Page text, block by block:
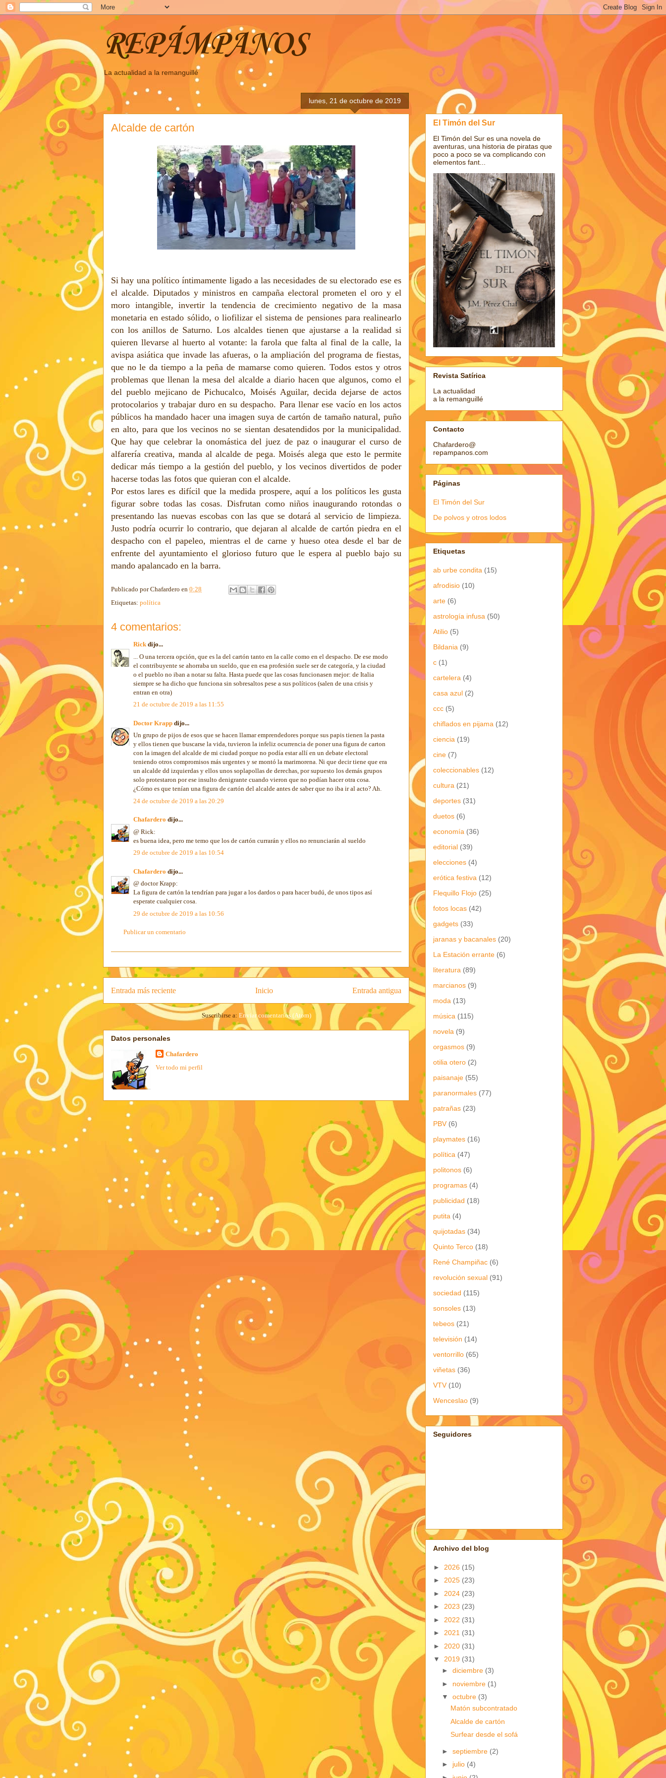
REPÁMPANOS
La actualidad a la remanguillé
lunes, 21 de octubre de 2019
Alcalde de cartón
Si hay una político íntimamente ligado a las necesidades de su electorado ese es
el alcalde. Diputados y ministros en campaña electoral prometen el oro y el
moro intangible, invertir la tendencia de crecimiento negativo de la masa
monetaria en estado sólido, o liofilizar el sistema de pensiones para realinearlo
con los anillos de Saturno. Los alcaldes tienen que ajustarse a la realidad si
quieren llevarse al huerto al votante: la farola que falta al final de la calle, la
avispa asiática que invade las afueras, o la ampliación del programa de fiestas,
que no le da tiempo a la peña de mamarse como quieren. Todos estos y otros
problemas que llenan la mesa del alcalde a diario hacen que algunos, como el
del pueblo mejicano de Pichucalco, Moisés Aguilar, decida dejarse de actos
protocolarios y trabajar duro en su despacho. Para llenar ese vacío en los actos
públicos ha mandado hacer una imagen suya de cartón de tamaño natural, puño
en alto, para que los vecinos no se sientan desatendidos por la municipalidad.
Que hay que celebrar la onomástica del juez de paz o inaugurar el curso de
alfarería creativa, manda al alcalde de pega. Moisés alega que esto le permite
dedicar más tiempo a la gestión del pueblo, y los vecinos divertidos de poder
hacerse todas las fotos que quieran con el alcalde.
Por estos lares es difícil que la medida prospere, aquí a los políticos les gusta
figurar sobre todas las cosas. Disfrutan como niños inaugurando rotondas o
presentando las nuevas escobas con las que se dotará al servicio de limpieza.
Justo podría ocurrir lo contrario, que dejaran al alcalde de cartón piedra en el
despacho con el papeleo, mientras el de carne y hueso otea desde el bar de
enfrente del ayuntamiento el glorioso futuro que le espera al pueblo bajo su
mando apalancado en la barra.
Publicado porChafardero en 0:28
Etiquetas: política
4 comentarios:
Rick dijo...
... O una tercera opción, que es la del cartón tanto en la calle como en el despacho. De ese modo
el contribuyente se ahorraba un sueldo, que en esa profesión suele ser de categoría, y la ciudad
o el pueblo no iban a notar su falta. Hasta puede que las cosas funcionasen mejor: de Italia
siempre se ha dicho que funciona sin sobresaltos pese a sus políticos (salen de una crisis y
entran en otra)
21 de octubre de 2019 a las 11:55
Doctor Krapp dijo...
Un grupo de pijos de esos que se hacen llamar emprendedores porque sus papis tienen la pasta
y ellos tienen que buscarse la vida, tuvieron la infeliz ocurrencia de poner una figura de carton
con la imagen del alcalde de mi ciudad porque no podía estar allí en un debate electoral
teniendo otros compromisos más urgentes y se montó la marimorena. Ni que decir tiene que era
un alcalde dd izquierdas y ellos unos soplapollas de derechas, por supuesto los demás grupos
solo protestaron por ese insulto denigrante cuando vieron que no podían hacer otra cosa.
¿Cómo es que tenían una figura de cartón del alcalde antes de saber que no iba ir al acto? Ah.
24 de octubre de 2019 a las 20:29
Chafardero dijo...
@ Rick:
es buena idea, pero me temo que los de cartón currarán y ellos no renunciarán al sueldo
29 de octubre de 2019 a las 10:54
Chafardero dijo...
@ doctor Krapp:
La figura de cartón la tendrían para jugar a los dardos o para hacer budú, de unos tipos así
esperate cualquier cosa.
29 de octubre de 2019 a las 10:56
Publicar un comentario
Entrada más reciente Entrada antigua
Inicio
Suscribirse a: Enviar comentarios (Atom)
Datos personales
Chafardero
Ver todo mi perfil
El Timón del Sur
El Timón del Sur es una novela de
aventuras, una historia de piratas que
poco a poco se va complicando con
elementos fant...
Revista Satírica
La actualidad
a la remanguillé
Contacto
Chafardero@
repampanos.com
Páginas
El Timón del Sur
De polvos y otros lodos
Etiquetas
ab urbe condita (15)
afrodisio (10)
arte (6)
astrología infusa (50)
Atilio (5)
Bildania (9)
c (1)
cartelera (4)
casa azul (2)
ccc (5)
chiflados en pijama (12)
ciencia (19)
cine (7)
coleccionables (12)
cultura (21)
deportes (31)
duetos (6)
economía (36)
editorial (39)
elecciones (4)
erótica festiva (12)
Flequillo Flojo (25)
fotos locas (42)
gadgets (33)
jaranas y bacanales (20)
La Estación errante (6)
literatura (89)
marcianos (9)
moda (13)
música (115)
novela (9)
orgasmos (9)
otilia otero (2)
paisanaje (55)
paranormales (77)
patrañas (23)
PBV (6)
playmates (16)
política (47)
politonos (6)
programas (4)
publicidad (18)
putita (4)
quijotadas (34)
Quinto Terco (18)
René Champiñac (6)
revolución sexual (91)
sociedad (115)
sonsoles (13)
tebeos (21)
televisión (14)
ventorrillo (65)
viñetas (36)
VTV (10)
Wenceslao (9)
Seguidores
Archivo del blog
► 2026 (15)
► 2025 (23)
► 2024 (23)
► 2023 (23)
► 2022 (31)
► 2021 (31)
► 2020 (31)
▼ 2019 (31)
► diciembre (3)
► noviembre (1)
▼ octubre (3)
Matón subcontratado
Alcalde de cartón
Surfear desde el sofá
► septiembre (2)
► julio (4)